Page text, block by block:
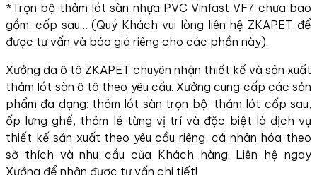
*Trọn bộ thảm lót sàn nhựa PVC Vinfast VF7 chưa bao
gồm: cốp sau… (Quý Khách vui lòng liên hệ ZKAPET để
được tư vấn và báo giá riêng cho các phần này).
Xưởng da ô tô ZKAPET chuyên nhận thiết kế và sản xuất
thảm lót sàn ô tô theo yêu cầu. Xưởng cung cấp các sản
phẩm đa dạng: thảm lót sàn trọn bộ, thảm lót cốp sau,
ốp lưng ghế, thảm lẻ từng vị trí và đặc biệt là dịch vụ
thiết kế sản xuất theo yêu cầu riêng, cá nhân hóa theo
sở thích và nhu cầu của Khách hàng. Liên hệ ngay
Xưởng để nhận được tư vấn chi tiết!